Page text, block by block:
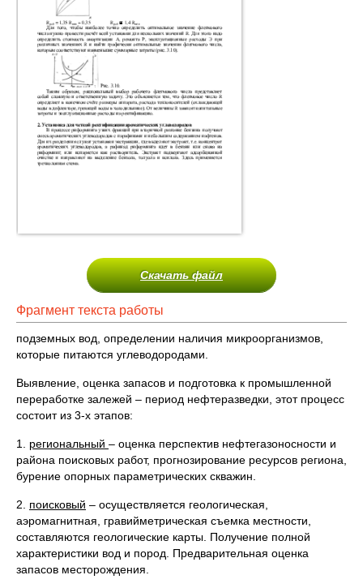
Скачать файл
Фрагмент текста работы
подземных вод, определении наличия микроорганизмов,
которые питаются углеводородами.
Выявление, оценка запасов и подготовка к промышленной
переработке залежей – период нефтеразведки, этот процесс
состоит из 3-х этапов:
1. региональный – оценка перспектив нефтегазоносности и
района поисковых работ, прогнозирование ресурсов региона,
бурение опорных параметрических скважин.
2. поисковый – осуществляется геологическая,
аэромагнитная, гравийметрическая съемка местности,
составляются геологические карты. Получение полной
характеристики вод и пород. Предварительная оценка
запасов месторождения.